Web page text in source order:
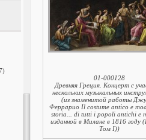
01-000128
Древняя Греция. Концерт с
нескольких музыкальных
(из знаменитой работы
Феррарио Il costume antico e
storia... di tutti i popoli antichi e
изданной в Милане в 1816 году
Том I))